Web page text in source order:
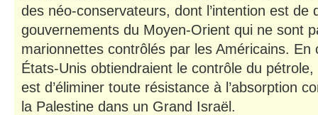
des néo-conservateurs, dont l’intention est de
gouvernements du Moyen-Orient qui ne sont
marionnettes contrôlés par les Américains. En
États-Unis obtiendraient le contrôle du
est d’éliminer toute résistance à l’absorption
la Palestine dans un Grand Israël.